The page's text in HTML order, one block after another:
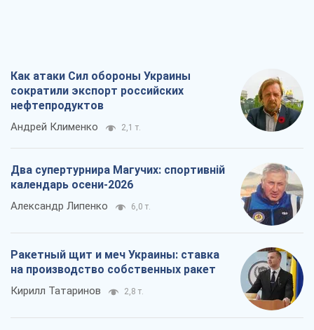
Как атаки Сил обороны Украины
сократили экспорт российских
нефтепродуктов
Андрей Клименко 2,1 т.
Два супертурнира Магучих: спортивній
календарь осени-2026
Александр Липенко 6,0 т.
Ракетный щит и меч Украины: ставка
на производство собственных ракет
Кирилл Татаринов 2,8 т.